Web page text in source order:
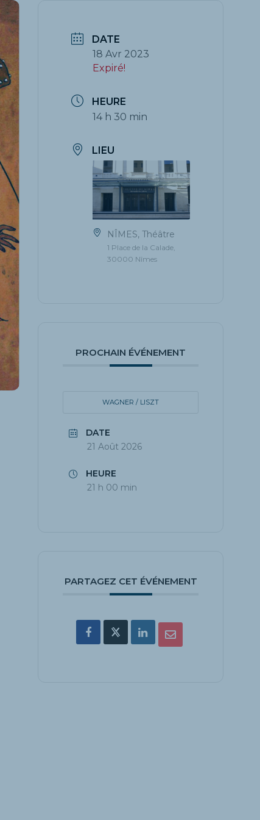
DATE
18 Avr 2023
Expiré!
HEURE
14 h 30 min
LIEU
NÎMES, Théâtre
1 Place de la Calade,
30000 Nîmes
PROCHAIN ÉVÉNEMENT
WAGNER / LISZT
DATE
21 Août 2026
HEURE
21 h 00 min
PARTAGEZ CET ÉVÉNEMENT